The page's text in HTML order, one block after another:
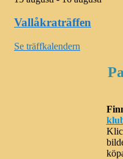
Vallåkraträffen
Se träffkalendern